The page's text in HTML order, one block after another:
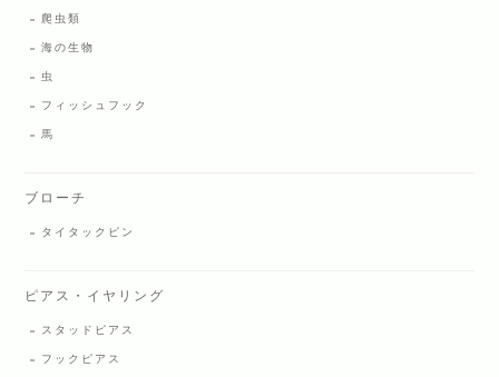
爬虫類
海の生物
虫
フィッシュフック
馬
ブローチ
タイタックピン
ピアス・イヤリング
スタッドピアス
フックピアス